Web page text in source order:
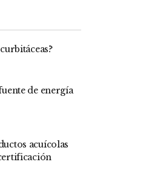
de energía
acuícolas